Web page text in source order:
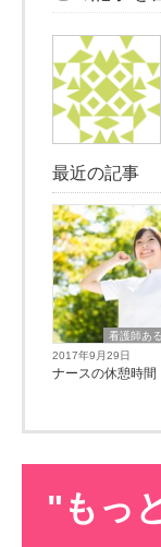
最近の記事
看護師あ
2017年9月29日
ナースの休憩時間
"もっ